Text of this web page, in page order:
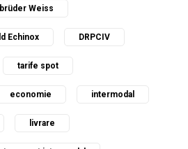
Weiss
Echinox DRPCIV
tarife spot
economie intermodal
livrare